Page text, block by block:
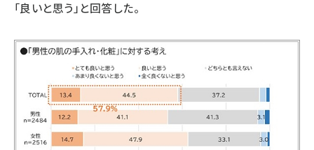
「良いと思う」と回答した。